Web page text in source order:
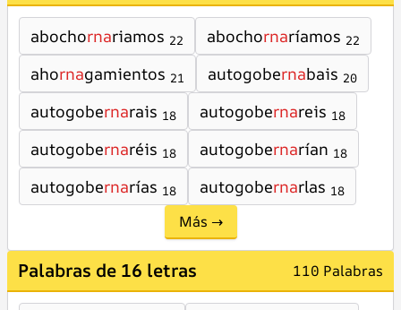
abochornariamos 22 abochornaríamos 22
ahornagamientos 21 autogobernabais 20
autogobernarais 18 autogobernareis 18
autogobernaréis 18 autogobernarían 18
autogobernarías 18 autogobernarlas 18
Más →
Palabras de 16 letras 110 Palabras